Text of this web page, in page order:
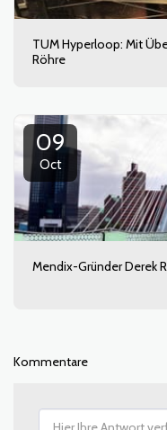
TUM Hyperloop: Mit
Röhre
09
Oct
Mendix-Gründer Derek
Kommentare